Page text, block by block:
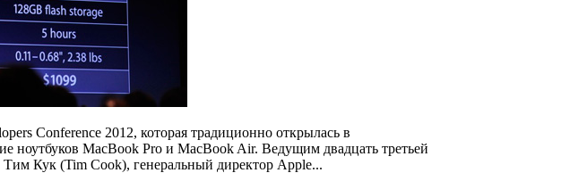
Conference 2012, которая традиционно открылась в
ноутбуков MacBook Pro и MacBook Air. Ведущим двадцать третьей
Кук (Tim Cook), генеральный директор Apple...